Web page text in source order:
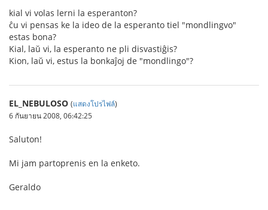
kial vi volas lerni la esperanton?
ĉu vi pensas ke la ideo de la esperanto tiel "mondlingvo"
estas bona?
Kial, laŭ vi, la esperanto ne pli disvastiĝis?
Kion, laŭ vi, estus la bonkaĵoj de "mondlingo"?
EL_NEBULOSO (แสดงโปรไฟล์)
6 กันยายน 2008, 06:42:25
Saluton!
Mi jam partoprenis en la enketo.
Geraldo